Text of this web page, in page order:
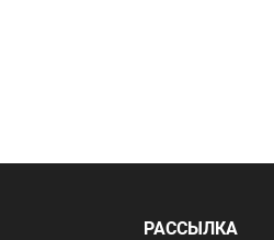
РАССЫЛКА